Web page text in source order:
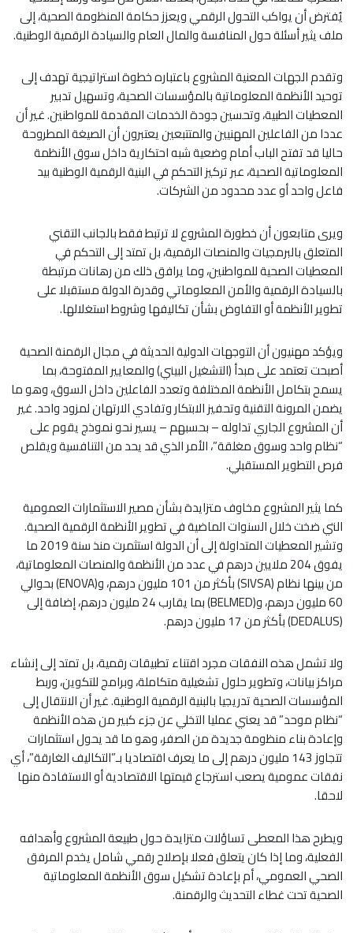
يُفترض أن يواكب التحول الرقمي ويعزز حكامة المنظومة الصحية، إلى
ملف يثير أسئلة حول المنافسة والمال العام والسيادة الرقمية الوطنية.
وتقدم الجهات المعنية المشروع باعتباره خطوة استراتيجية تهدف إلى
توحيد الأنظمة المعلوماتية بالمؤسسات الصحية، وتسهيل تدبير
المعطيات الطبية، وتحسين جودة الخدمات المقدمة للمواطنين. غير أن
عددا من الفاعلين المهنيين والمتتبعين يعتبرون أن الصيغة المطروحة
حاليا قد تفتح الباب أمام وضعية شبه احتكارية داخل سوق الأنظمة
المعلوماتية الصحية، عبر تركيز التحكم في البنية الرقمية الوطنية بيد
فاعل واحد أو عدد محدود من الشركات.
ويرى متابعون أن خطورة المشروع لا ترتبط فقط بالجانب التقني
المتعلق بالبرمجيات والمنصات الرقمية، بل تمتد إلى التحكم في
المعطيات الصحية للمواطنين، وما يرافق ذلك من رهانات مرتبطة
بالسيادة الرقمية والأمن المعلوماتي وقدرة الدولة مستقبلا على
تطوير الأنظمة أو التفاوض بشأن تكاليفها وشروط استغلالها.
ويؤكد مهنيون أن التوجهات الدولية الحديثة في مجال الرقمنة الصحية
أصبحت تعتمد على مبدأ (التشغيل البيني) والمعايير المفتوحة، بما
يسمح بتكامل الأنظمة المختلفة وتعدد الفاعلين داخل السوق، وهو ما
يضمن المرونة التقنية وتحفيز الابتكار وتفادي الارتهان لمزود واحد. غير
أن المشروع الجاري تداوله – بحسبهم – يسير نحو نموذج يقوم على
“نظام واحد وسوق مغلقة”، الأمر الذي قد يحد من التنافسية ويقلص
فرص التطوير المستقبلي.
كما يثير المشروع مخاوف متزايدة بشأن مصير الاستثمارات العمومية
التي ضخت خلال السنوات الماضية في تطوير الأنظمة الرقمية الصحية.
وتشير المعطيات المتداولة إلى أن الدولة استثمرت منذ سنة 2019 ما
يفوق 204 ملايين درهم في عدد من الأنظمة والمنصات المعلوماتية،
من بينها نظام (SIVSA) بأكثر من 101 مليون درهم، و(ENOVA) بحوالي
60 مليون درهم، و(BELMED) بما يقارب 24 مليون درهم، إضافة إلى
(DEDALUS) بأكثر من 17 مليون درهم.
ولا تشمل هذه النفقات مجرد اقتناء تطبيقات رقمية، بل تمتد إلى إنشاء
مراكز بيانات، وتطوير حلول تشغيلية متكاملة، وبرامج للتكوين، وربط
المؤسسات الصحية تدريجيا بالبنية الرقمية الوطنية. غير أن الانتقال إلى
“نظام موحد” قد يعني عمليا التخلي عن جزء كبير من هذه الأنظمة
وإعادة بناء منظومة جديدة من الصفر، وهو ما قد يحول استثمارات
تتجاوز 143 مليون درهم إلى ما يعرف اقتصاديا بـ”التكاليف الغارقة”، أي
نفقات عمومية يصعب استرجاع قيمتها الاقتصادية أو الاستفادة منها
لاحقا.
ويطرح هذا المعطى تساؤلات متزايدة حول طبيعة المشروع وأهدافه
الفعلية، وما إذا كان يتعلق فعلا بإصلاح رقمي شامل يخدم المرفق
الصحي العمومي، أم بإعادة تشكيل سوق الأنظمة المعلوماتية
الصحية تحت غطاء التحديث والرقمنة.